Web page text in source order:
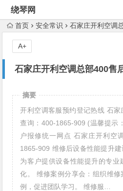
绕琴网
首页 安全常识 石家庄开利空调
石家庄开利空调总部400售
A+
摘要
开利空调客服预约登记热线 石
查询：400-1865-909 (温馨提示
户报修统一网点 石家庄开利空
1865-909 维修后设备性能提升
为客户提供设备性能提升的专业
化。 维修案例分享会：组织维
例，促进团队学习。 维修服…